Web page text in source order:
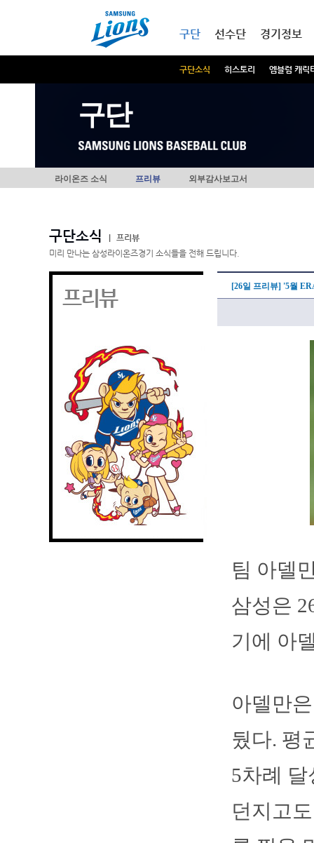
구단
구단소식 히스토리 엠블럼 캐릭
선수단 경기정보
구단
라이온즈 소식 프리뷰 외부감사보고서
구단소식
프리뷰
미리 만나는 삼성라이온즈경기 소식들을 전해 드립니다.
프리뷰 [26일 프리뷰] '5월
팀 아델
삼성은
기에 아
아델만
뒀다. 평
5차례
던지고